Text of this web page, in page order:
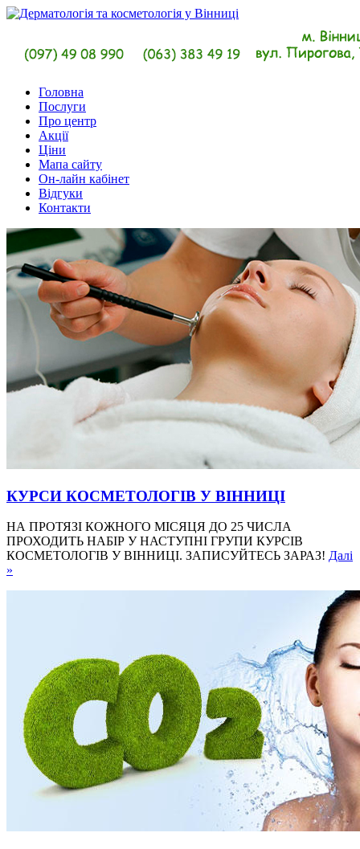
Головна
Послуги
Про центр
Акції
Ціни
Мапа сайту
Он-лайн кабінет
Відгуки
Контакти
КУРСИ КОСМЕТОЛОГІВ У ВІННИЦІ
НА ПРОТЯЗІ КОЖНОГО МІСЯЦЯ ДО 25 ЧИСЛА
ПРОХОДИТЬ НАБІР У НАСТУПНІ ГРУПИ КУРСІВ
КОСМЕТОЛОГІВ У ВІННИЦІ. ЗАПИСУЙТЕСЬ ЗАРАЗ! Далі
»